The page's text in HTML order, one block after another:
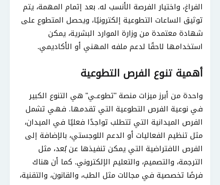
الفراغ، واختيار الفرصة الأنسب له. بعد إتمام المهمة، يتم
توثيق الساعات التطوعية إلكترونيًا، ويحصل المتطوع على
شهادة معتمدة من وزارة الموارد البشرية، يمكن
استخدامها لاحقًا لدعم ملفه المهني أو الأكاديمي.
أهمية تنوع الفرص التطوعية
واحدة من أبرز ميزات منصة "تطوعـي" هي التنوع الكبير
في نوعية الفرص التطوعية التي تقدمها. فهي تشمل
الفرص الميدانية التي تتطلب تواجدًا فعليًا في الميدان،
مثل تنظيم الفعاليات أو الدعم اللوجستي، بالإضافة إلى
الفرص الافتراضية التي يمكن تنفيذها عن بُعد، مثل
الترجمة، والتصميم، والتعليم الإلكتروني. كما أن هناك
فرصًا تخصصية في مجالات مثل الطب، والقانون، والتقنية،